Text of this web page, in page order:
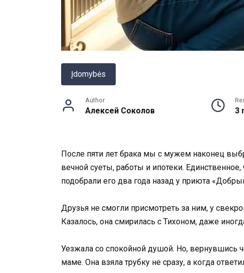
Įdomybės
Author
Алексей Соколов 3
После пяти лет брака мы с мужем наконец
вечной суеты, работы и ипотеки.
подобрали его два года назад у приюта
Друзья не смогли присмотреть за ним, у
Казалось, она смирилась с Тихоном, даже
Уезжала со спокойной душой. Но, вернувшись
маме. Она взяла трубку не сразу, а когда